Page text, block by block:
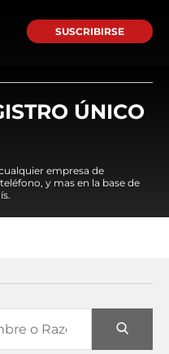
SUSCRIBIRSE
ÚNICO
empresa de
y mas en la base de